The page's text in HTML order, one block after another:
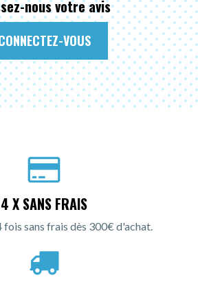
nous votre avis
VOUS
4 X SANS FRAIS
fois sans frais dès 300€ d'achat.